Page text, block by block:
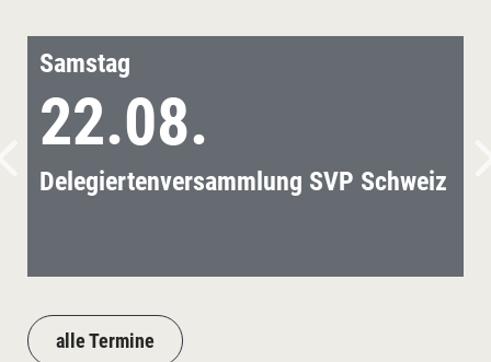
Samstag
22.08.
Delegiertenversammlung SVP Schweiz
alle Termine